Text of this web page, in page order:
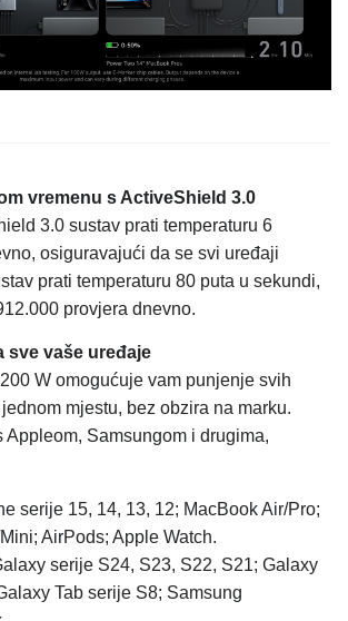
vremenu s ActiveShield 3.0
3.0 sustav prati temperaturu 6
osiguravajući da se svi uređaji
prati temperaturu 80 puta u sekundi,
provjera dnevno.
sve vaše uređaje
W omogućuje vam punjenje svih
mjestu, bez obzira na marku.
Appleom, Samsungom i drugima,
serije 15, 14, 13, 12; MacBook Air/Pro;
AirPods; Apple Watch.
serije S24, S23, S22, S21; Galaxy
Tab serije S8; Samsung